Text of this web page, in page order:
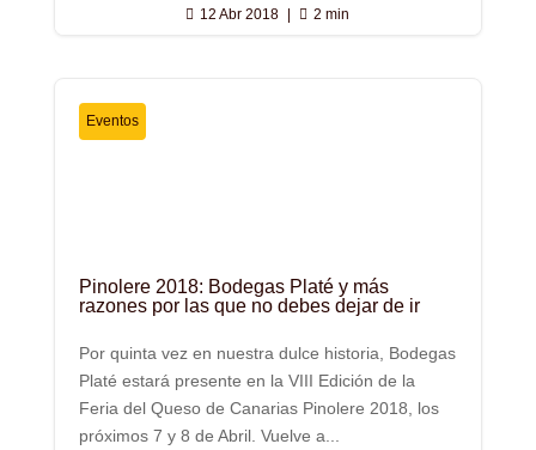
 12 Abr 2018  2 min
Eventos
Pinolere 2018: Bodegas Platé y más
razones por las que no debes dejar de ir
Por quinta vez en nuestra dulce historia, Bodegas
Platé estará presente en la VIII Edición de la
Feria del Queso de Canarias Pinolere 2018, los
próximos 7 y 8 de Abril. Vuelve a...